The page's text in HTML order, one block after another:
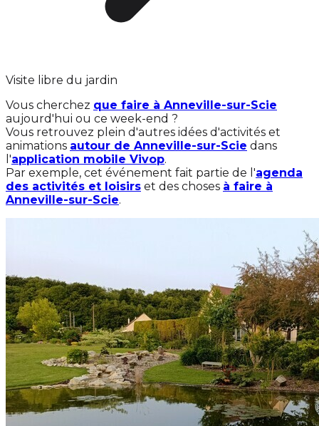
Visite libre du jardin
Vous cherchez que faire à Anneville-sur-Scie
aujourd'hui ou ce week-end ?
Vous retrouvez plein d'autres idées d'activités et
animations autour de Anneville-sur-Scie dans
l'application mobile Vivop.
Par exemple, cet événement fait partie de l'agenda
des activités et loisirs et des choses à faire à
Anneville-sur-Scie.